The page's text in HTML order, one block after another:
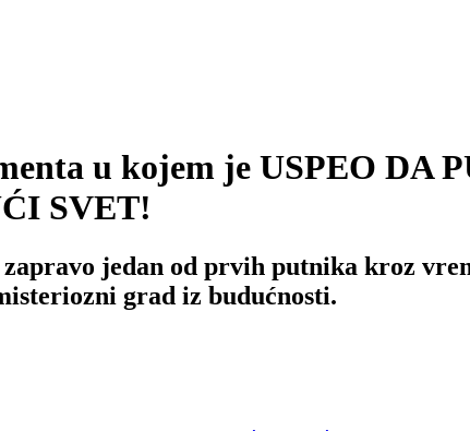
u kojem je USPEO DA
SVET!
jedan od prvih putnika kroz
grad iz budućnosti.